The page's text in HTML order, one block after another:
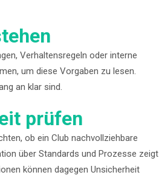
Verhaltensregeln oder interne
um diese Vorgaben zu lesen.
an klar sind.
prüfen
ob ein Club nachvollziehbare
über Standards und Prozesse zeigt
können dagegen Unsicherheit